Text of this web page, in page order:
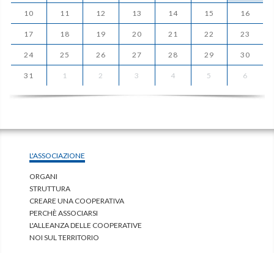
10 11 12 13 14 15 16
17 18 19 20 21 22 23
24 25 26 27 28 29 30
31 1 2 3 4 5 6
L'ASSOCIAZIONE
ORGANI
STRUTTURA
CREARE UNA COOPERATIVA
PERCHÈ ASSOCIARSI
L'ALLEANZA DELLE COOPERATIVE
NOI SUL TERRITORIO